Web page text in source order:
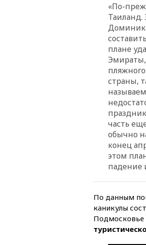
«По-
Таиланд.
плане
страны,
часть
обычно
конец
этом
падение
По данным
каникулы
Подмосковье